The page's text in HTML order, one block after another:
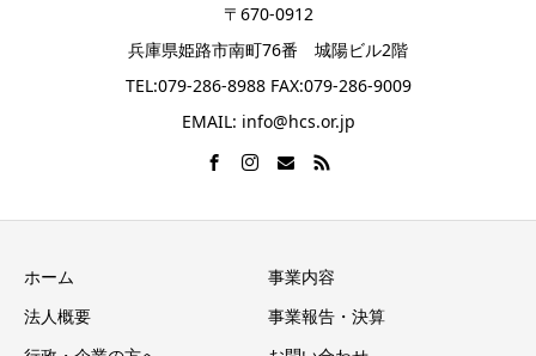
〒670-0912
兵庫県姫路市南町76番 城陽ビル2階
TEL:079-286-8988 FAX:079-286-9009
EMAIL: info@hcs.or.jp
ホーム
事業内容
法人概要
事業報告・決算